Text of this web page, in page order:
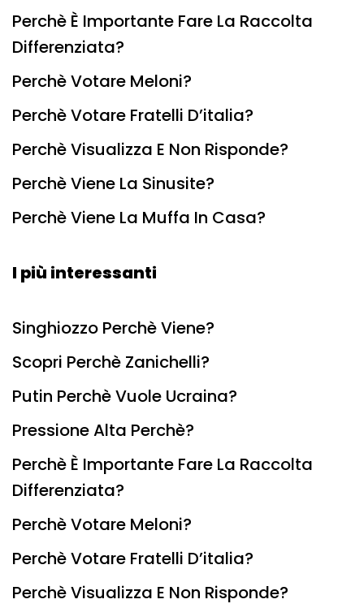
Perchè È Importante Fare La Raccolta
Differenziata?
Perchè Votare Meloni?
Perchè Votare Fratelli D’italia?
Perchè Visualizza E Non Risponde?
Perchè Viene La Sinusite?
Perchè Viene La Muffa In Casa?
I più interessanti
Singhiozzo Perchè Viene?
Scopri Perchè Zanichelli?
Putin Perchè Vuole Ucraina?
Pressione Alta Perchè?
Perchè È Importante Fare La Raccolta
Differenziata?
Perchè Votare Meloni?
Perchè Votare Fratelli D’italia?
Perchè Visualizza E Non Risponde?